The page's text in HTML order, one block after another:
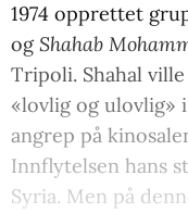
1974 opprettet
ogShahab
Tripoli. Shahal
«lovlig og ulovlig»
angrep på
Innflytelsen hans
Syria. Men på